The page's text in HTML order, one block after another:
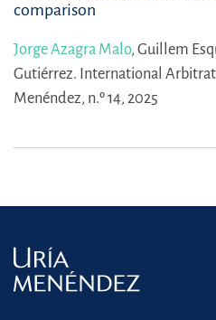
comparison
Jorge Azagra Malo, Guillem
Gutiérrez. International
Menéndez, n.º 14, 2025